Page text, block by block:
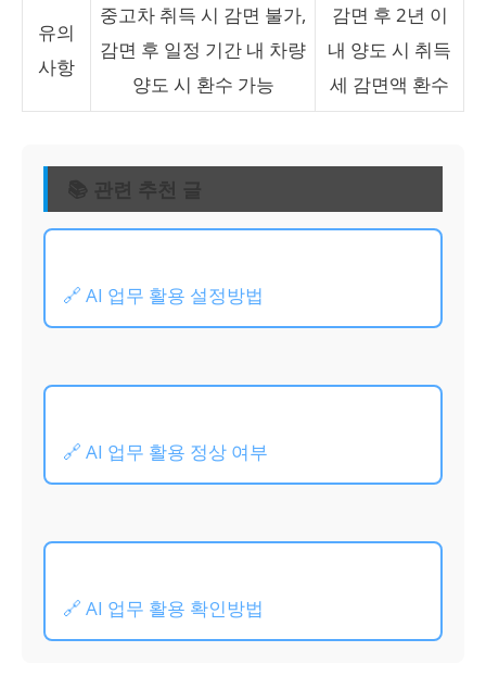
유의
사항
중고차 취득 시 감면 불가,
감면 후 일정 기간 내 차량
양도 시 환수 가능
감면 후 2년 이
내 양도 시 취득
세 감면액 환수
📚 관련 추천 글
🔗 AI 업무 활용 설정방법
🔗 AI 업무 활용 정상 여부
🔗 AI 업무 활용 확인방법